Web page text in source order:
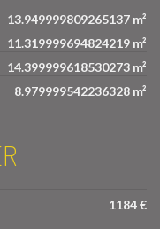
13.949999809265137 m²
11.319999694824219 m²
14.399999618530273 m²
8.979999542236328 m²
1184 €